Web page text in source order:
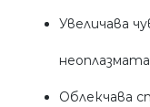
Увеличава
Облекчава